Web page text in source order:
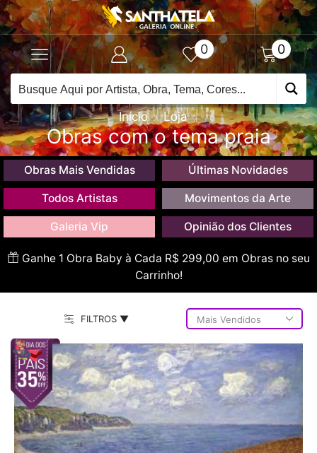
0 0
Início Loja
Obras com o tema praia
Obras Mais Vendidas Últimas Novidades
Todos Artistas Movimentos da Arte
Galeria Vip Opinião dos Clientes
Ganhe 1 Obra Baby à Cada R$ 299,00 em Obras no seu
Carrinho!
FILTROS ▼